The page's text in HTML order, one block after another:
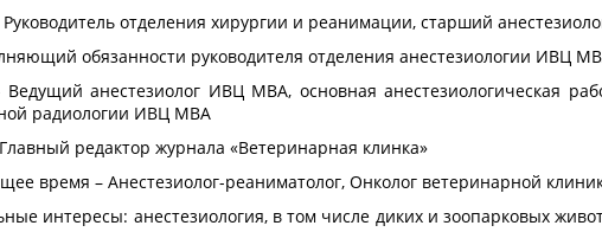
Руководитель отделения хирургии и реанимации, старший
обязанности руководителя отделения анестезиологии ИВЦ
Ведущий анестезиолог ИВЦ МВА, основная анестезиологическая
радиологии ИВЦ МВА
редактор журнала «Ветеринарная клинка»
время – Анестезиолог-реаниматолог, Онколог ветеринарной
интересы: анестезиология, в том числе диких и зоопарковых